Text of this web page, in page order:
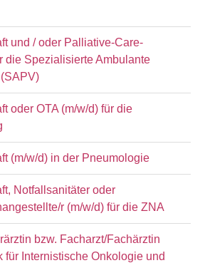
und / oder Palliative-Care-
die Spezialisierte Ambulante
oder OTA (m/w/d) für die
(m/w/d) in der Pneumologie
Notfallsanitäter oder
r (m/w/d) für die ZNA
bzw. Facharzt/Fachärztin
für Internistische Onkologie und